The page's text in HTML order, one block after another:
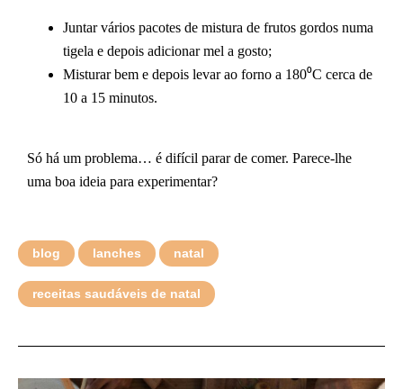
Juntar vários pacotes de mistura de frutos gordos numa
tigela e depois adicionar mel a gosto;
Misturar bem e depois levar ao forno a 180⁰C cerca de
10 a 15 minutos.
Só há um problema… é difícil parar de comer. Parece-lhe
uma boa ideia para experimentar?
blog lanches natal
receitas saudáveis de natal